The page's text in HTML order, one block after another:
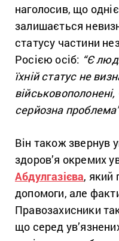
наголосив, що
залишається
статусу частини
Росією осіб: “Є
їхній статус не
військовополонені,
серйозна
Він також звернув
здоров’я окремих
Абдулгазієва, який
допомоги, але
Правозахисники
що серед